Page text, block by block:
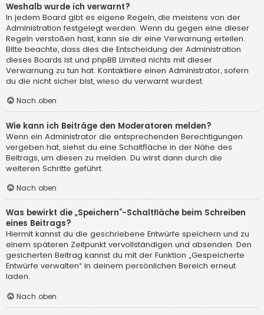
Weshalb wurde ich verwarnt?
In jedem Board gibt es eigene Regeln, die meistens von der
Administration festgelegt werden. Wenn du gegen eine dieser
Regeln verstoßen hast, kann sie dir eine Verwarnung erteilen.
Bitte beachte, dass dies die Entscheidung der Administration
dieses Boards ist und phpBB Limited nichts mit dieser
Verwarnung zu tun hat. Kontaktiere einen Administrator, sofern
du die nicht sicher bist, wieso du verwarnt wurdest.
Nach oben
Wie kann ich Beiträge den Moderatoren melden?
Wenn ein Administrator die entsprechenden Berechtigungen
vergeben hat, siehst du eine Schaltfläche in der Nähe des
Beitrags, um diesen zu melden. Du wirst dann durch die
weiteren Schritte geführt.
Nach oben
Was bewirkt die „Speichern“-Schaltfläche beim Schreiben
eines Beitrags?
Hiermit kannst du die geschriebene Entwürfe speichern und zu
einem späteren Zeitpunkt vervollständigen und absenden. Den
gesicherten Beitrag kannst du mit der Funktion „Gespeicherte
Entwürfe verwalten“ in deinem persönlichen Bereich erneut
laden.
Nach oben